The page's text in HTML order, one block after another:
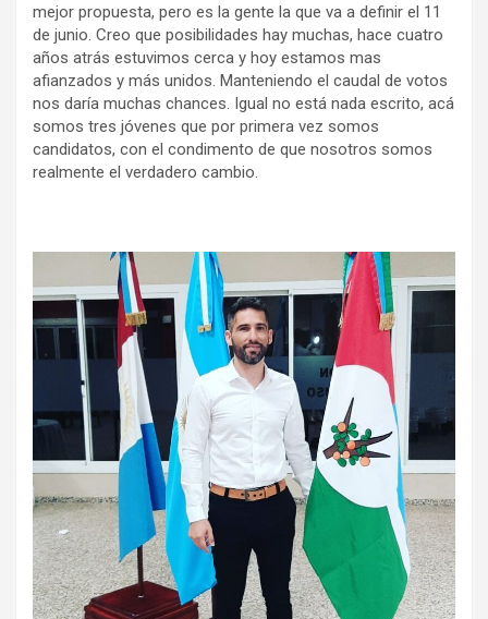
mejor propuesta, pero es la gente la que va a definir el 11
de junio. Creo que posibilidades hay muchas, hace cuatro
años atrás estuvimos cerca y hoy estamos mas
afianzados y más unidos. Manteniendo el caudal de votos
nos daría muchas chances. Igual no está nada escrito, acá
somos tres jóvenes que por primera vez somos
candidatos, con el condimento de que nosotros somos
realmente el verdadero cambio.